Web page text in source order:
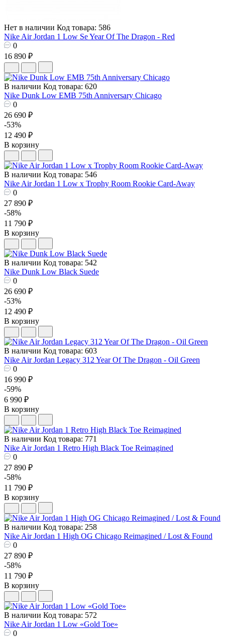
Нет в наличии Код товара: 586
Nike Air Jordan 1 Low Se Year Of The Dragon - Red
0
16 890 ₽
В наличии Код товара: 620
Nike Dunk Low EMB 75th Anniversary Chicago
0
26 690 ₽
-53%
12 490 ₽
В корзину
В наличии Код товара: 546
Nike Air Jordan 1 Low x Trophy Room Rookie Card-Away
0
27 890 ₽
-58%
11 790 ₽
В корзину
В наличии Код товара: 542
Nike Dunk Low Black Suede
0
26 690 ₽
-53%
12 490 ₽
В корзину
В наличии Код товара: 603
Nike Air Jordan Legacy 312 Year Of The Dragon - Oil Green
0
16 990 ₽
-59%
6 990 ₽
В корзину
В наличии Код товара: 771
Nike Air Jordan 1 Retro High Black Toe Reimagined
0
27 890 ₽
-58%
11 790 ₽
В корзину
В наличии Код товара: 258
Nike Air Jordan 1 High OG Chicago Reimagined / Lost & Found
0
27 890 ₽
-58%
11 790 ₽
В корзину
В наличии Код товара: 572
Nike Air Jordan 1 Low «Gold Toe»
0